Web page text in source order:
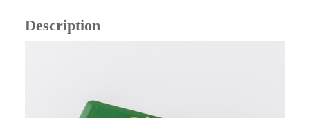
Description